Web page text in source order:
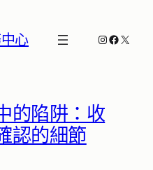
心 Instagram
X
的陷阱：收
認的細節